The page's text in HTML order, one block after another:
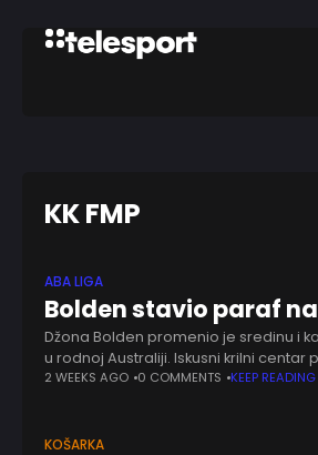
KK FMP
ABA LIGA
Bolden stavio paraf
Džona Bolden promenio je sredinu i
u rodnoj Australiji. Iskusni krilni centar
jednogodišnji ugovor sa Kerns
2 WEEKS AGO 0 COMMENTS KEEP READING
KOŠARKA